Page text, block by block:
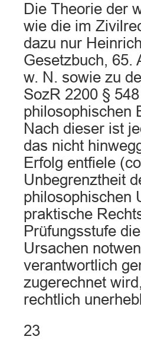
Die Theorie der
wie die im
dazu nur
Gesetzbuch, 65.
w. N. sowie zu
SozR 2200 §
philosophischen
Nach dieser ist
das nicht
Erfolg entfiele
Unbegrenztheit
philosophischen
praktische
Prüfungsstufe
Ursachen
verantwortlich
zugerechnet
rechtlich
23